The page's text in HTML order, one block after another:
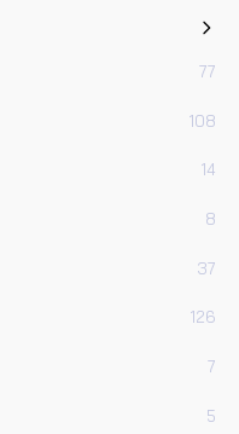
77
108
14
8
37
126
7
5